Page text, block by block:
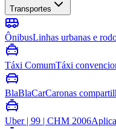
Transportes
ÔnibusLinhas urbanas e
Táxi ComumTáxi
BlaBlaCarCaronas
Uber | 99 | CHM 2006